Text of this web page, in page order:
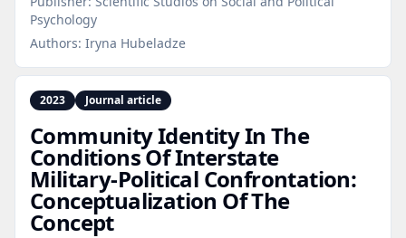
Psychology
Authors: Iryna Hubeladze
2023 Journal article
Community Identity In The
Conditions Of Interstate
Military‑Political Confrontation:
Conceptualization Of The
Concept